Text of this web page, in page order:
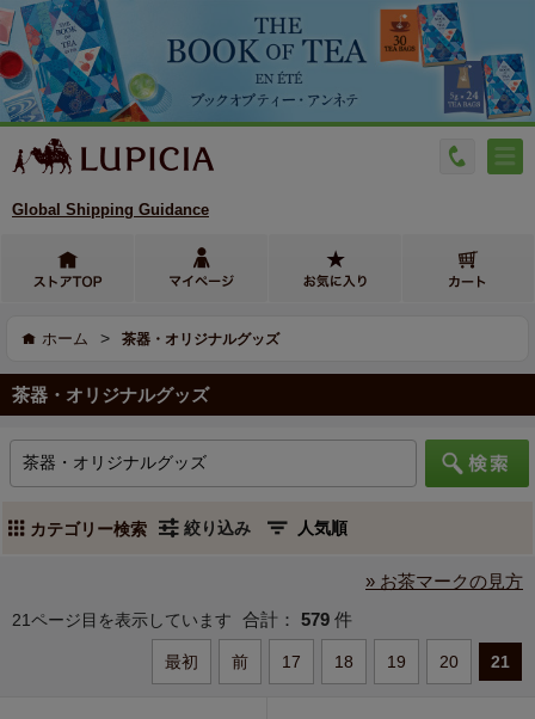
Global Shipping Guidance
ホーム > 茶器・オリジナルグッズ
茶器・オリジナルグッズ
カテゴリー検索 絞り込み
» お茶マークの見方
21ページ目を表示しています 合計： 579 件
最初 前 17 18 19 20 21